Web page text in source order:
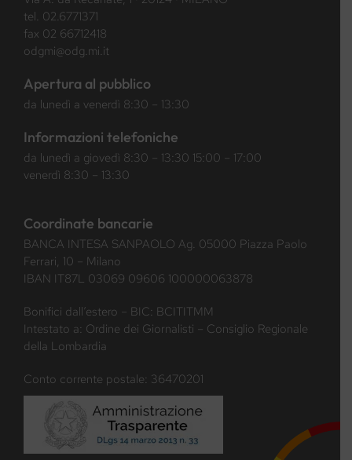
tel. 02.6771371
fax 02 66712418
odgmi@odg.mi.it
Apertura al pubblico
da lunedì a venerdì 8:30 – 13:30
Informazioni telefoniche
da lunedì a giovedì 8:30 – 13:30 15:00 – 17:00
venerdì 8:30 – 13:30
Coordinate bancarie
BANCA INTESA SANPAOLO Ag. 05000 Piazza Paolo
Ferrari, 10 – Milano
IBAN IT87L 03069 09606 100000063878
Bonifici dall’estero – BIC: BCITITMM
Intestato a: Ordine dei Giornalisti – Consiglio Regionale
della Lombardia
Conto corrente postale: 36470201